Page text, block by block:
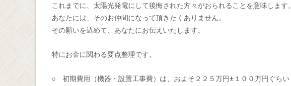
これまでに、太陽光発電にして後悔された方々がおられることを意味します。
あなたには、そのお仲間になって頂きたくありません。
その願いを込めて、あなたにお伝えいたします。
特にお金に関わる要点整理です。
○ 初期費用（機器・設置工事費）は、およそ２２５万円±１００万円ぐらい